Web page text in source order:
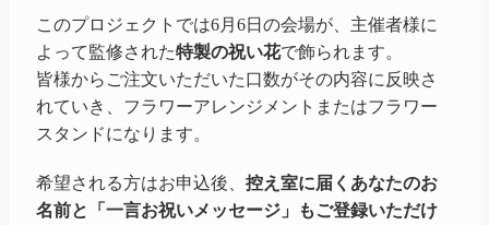
このプロジェクトでは6月6日の会場が、主催者様に
よって監修された特製の祝い花で飾られます。
皆様からご注文いただいた口数がその内容に反映さ
れていき、フラワーアレンジメントまたはフラワー
スタンドになります。
希望される方はお申込後、 控え室に届くあなたのお
名前と「一言お祝いメッセージ」もご登録いただけ